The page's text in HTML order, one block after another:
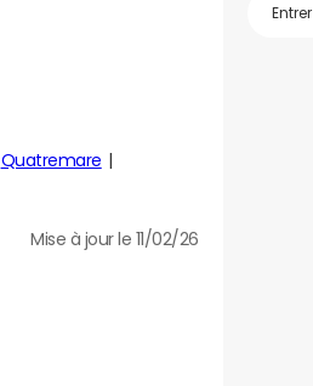
Quatremare
Mise à jour le 11/02/26